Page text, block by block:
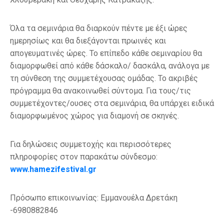
Όλα τα σεμινάρια θα διαρκούν πέντε με έξι ώρες
ημερησίως και θα διεξάγονται πρωινές και
απογευματινές ώρες. Το επίπεδο κάθε σεμιναρίου θα
διαμορφωθεί από κάθε δάσκαλο/ δασκάλα, ανάλογα με
τη σύνθεση της συμμετέχουσας ομάδας. Το ακριβές
πρόγραμμα θα ανακοινωθεί σύντομα. Για τους/τις
συμμετέχοντες/ουσες στα σεμινάρια, θα υπάρχει ειδικά
διαμορφωμένος χώρος για διαμονή σε σκηνές.
Για δηλώσεις συμμετοχής και περισσότερες
πληροφορίες στον παρακάτω σύνδεσμο:
www.hamezifestival.gr
Πρόσωπο επικοινωνίας: Εμμανουέλα Δρετάκη
-6980882846